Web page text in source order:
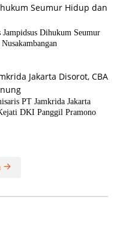
Dihukum Seumur
PT Jamkrida Jakarta
DKI Panggil Pramono